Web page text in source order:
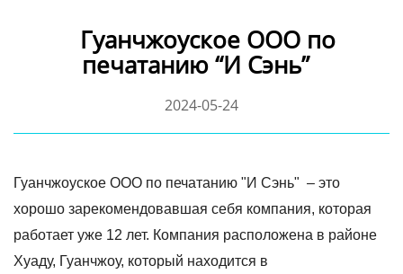
Гуанчжоуское ООО по
печатанию “И Сэнь”
2024-05-24
Гуанчжоуское ООО по печатанию "И Сэнь" – это
хорошо зарекомендовавшая себя компания, которая
работает уже 12 лет. Компания расположена в районе
Хуаду, Гуанчжоу, который находится в